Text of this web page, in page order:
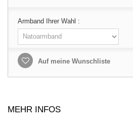
Armband Ihrer Wahl :
Auf meine Wunschliste
MEHR INFOS